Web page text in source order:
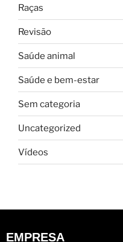
Raças
Revisão
Saúde animal
Saúde e bem-estar
Sem categoria
Uncategorized
Vídeos
EMPRESA